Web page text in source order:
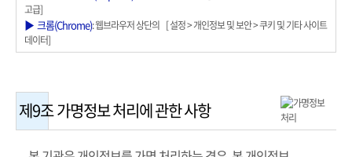
고급]
▶ 크롬(Chrome): 웹브라우저 상단의 [ 설정 > 개인정보 및 보안 > 쿠키 및 기타 사이트
데이터]
제9조가명정보 처리에 관한 사항